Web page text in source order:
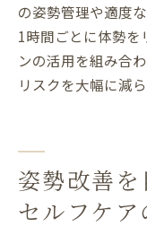
の姿勢管理や適度
1時間ごとに体勢を
ンの活用を組み合
リスクを大幅に減
姿勢改善
セルフケア